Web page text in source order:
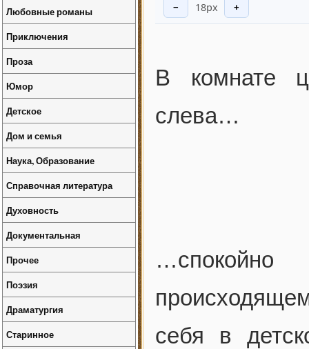
− 18px +
В комнате
слева…
себя в
Любовные романы
Приключения
Проза
Юмор
Детское
Дом и семья
Наука, Образование
Справочная литература
Духовность
Документальная
Прочее
Поэзия
Драматургия
Старинное